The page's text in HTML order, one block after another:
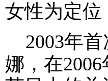
女性为定
2003年首
娜，在